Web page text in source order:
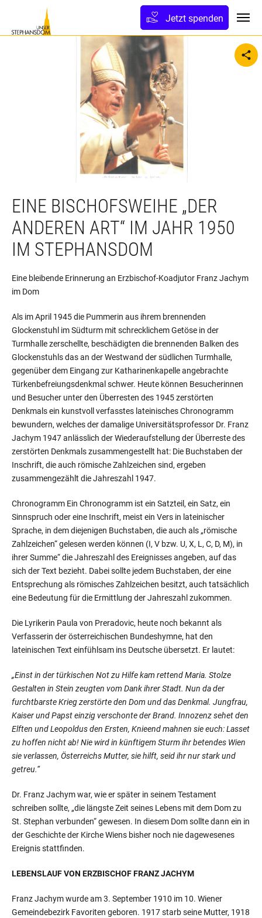
springen
Jetzt spenden
EINE BISCHOFSWEIHE „DER
ANDEREN ART“ IM JAHR 1950
IM STEPHANSDOM
Eine bleibende Erinnerung an Erzbischof-Koadjutor Franz Jachym
im Dom
Als im April 1945 die Pummerin aus ihrem brennenden
Glockenstuhl im Südturm mit schrecklichem Getöse in der
Turmhalle zerschellte, beschädigten die brennenden Balken des
Glockenstuhls das an der Westwand der südlichen Turmhalle,
gegenüber dem Eingang zur Katharinenkapelle angebrachte
Türkenbefreiungsdenkmal schwer. Heute können Besucherinnen
und Besucher unter den Überresten des 1945 zerstörten
Denkmals ein kunstvoll verfasstes lateinisches Chronogramm
bewundern, welches der damalige Universitätsprofessor Dr. Franz
Jachym 1947 anlässlich der Wiederaufstellung der Überreste des
zerstörten Denkmals zusammengestellt hat: Die Buchstaben der
Inschrift, die auch römische Zahlzeichen sind, ergeben
zusammengezählt die Jahreszahl 1947.
Chronogramm Ein Chronogramm ist ein Satzteil, ein Satz, ein
Sinnspruch oder eine Inschrift, meist ein Vers in lateinischer
Sprache, in dem diejenigen Buchstaben, die auch als „römische
Zahlzeichen“ gelesen werden können (I, V bzw. U, X, L, C, D, M), in
ihrer Summe“ die Jahreszahl des Ereignisses angeben, auf das
sich der Text bezieht. Dabei sollte jedem Buchstaben, der eine
Entsprechung als römisches Zahlzeichen besitzt, auch tatsächlich
eine Bedeutung für die Ermittlung der Jahreszahl zukommen.
Die Lyrikerin Paula von Preradovic, heute noch bekannt als
Verfasserin der österreichischen Bundeshymne, hat den
lateinischen Text einfühlsam ins Deutsche übersetzt. Er lautet:
„Einst in der türkischen Not zu Hilfe kam rettend Maria. Stolze
Gestalten in Stein zeugten vom Dank ihrer Stadt. Nun da der
furchtbarste Krieg zerstörte den Dom und das Denkmal. Jungfrau,
Kaiser und Papst einzig verschonte der Brand. Innozenz sehet den
Elften und Leopoldus den Ersten, Knieend mahnen sie euch: Lasset
zu hoffen nicht ab! Nie wird in künftigem Sturm ihr betendes Wien
sie verlassen, Österreichs Mutter, sie hilft, seid ihr nur stark und
getreu.“
Dr. Franz Jachym war, wie er später in seinem Testament
schreiben sollte, „die längste Zeit seines Lebens mit dem Dom zu
St. Stephan verbunden“ gewesen. In diesem Dom sollte dann ein in
der Geschichte der Kirche Wiens bisher noch nie dagewesenes
Ereignis stattfinden.
LEBENSLAUF VON ERZBISCHOF FRANZ JACHYM
Franz Jachym wurde am 3. September 1910 im 10. Wiener
Gemeindebezirk Favoriten geboren. 1917 starb seine Mutter, 1918